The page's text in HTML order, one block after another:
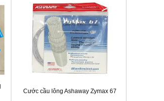
Cước cầu lông Ashaway Zymax 67